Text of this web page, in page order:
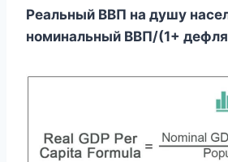
Реальный ВВП на душу
номинальный ВВП/(1+